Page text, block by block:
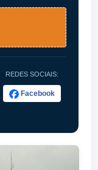
REDES SOCIAIS:
Facebook